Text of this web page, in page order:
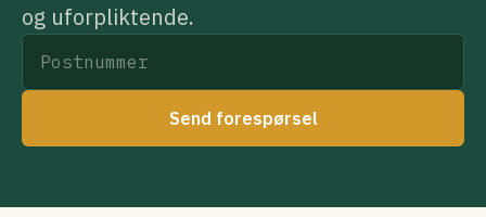
og uforpliktende.
Send forespørsel